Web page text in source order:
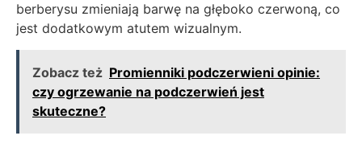
berberysu zmieniają barwę na głęboko czerwoną, co
jest dodatkowym atutem wizualnym.
Zobacz też Promienniki podczerwieni opinie:
czy ogrzewanie na podczerwień jest
skuteczne?